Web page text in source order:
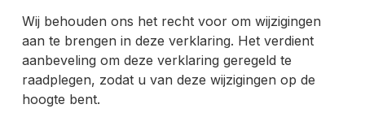
Wij behouden ons het recht voor om wijzigingen
aan te brengen in deze verklaring. Het verdient
aanbeveling om deze verklaring geregeld te
raadplegen, zodat u van deze wijzigingen op de
hoogte bent.